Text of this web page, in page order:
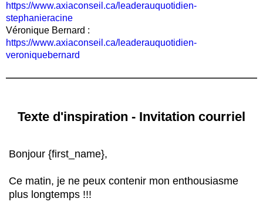
https://www.axiaconseil.ca/leaderauquotidien-
stephanieracine
Véronique Bernard :
https://www.axiaconseil.ca/leaderauquotidien-
veroniquebernard
Texte d'inspiration - Invitation courriel
Bonjour {first_name},
Ce matin, je ne peux contenir mon enthousiasme
plus longtemps !!!